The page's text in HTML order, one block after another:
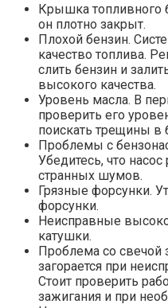
Крышка топливного
он плотно закрыт.
Плохой бензин.
качество топлива.
слить бензин и
высокого качества.
Уровень масла. В
проверить его
поискать трещины в
Проблемы с
Убедитесь, что
странных шумов.
Грязные форсунки.
форсунки.
Неисправные
катушки.
Проблема со свечой
загорается при
Стоит проверить
зажигания и при